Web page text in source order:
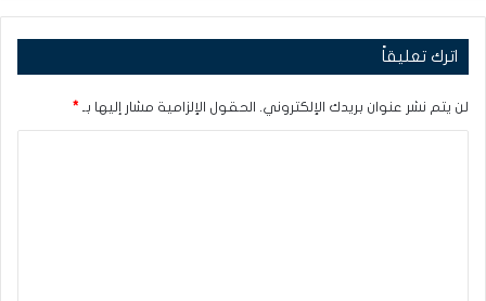
اترك تعليقاً
لن يتم نشر عنوان بريدك الإلكتروني. الحقول الإلزامية مشار إليها بـ *